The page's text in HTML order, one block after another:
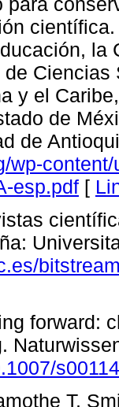
la
de
y el
de
de
wp-
esp.pdf [
forward:
T,